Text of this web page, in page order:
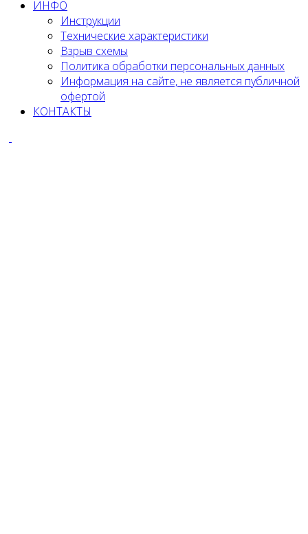
ИНФО
Инструкции
Технические характеристики
Взрыв схемы
Политика обработки персональных данных
Информация на сайте, не является публичной
офертой
КОНТАКТЫ